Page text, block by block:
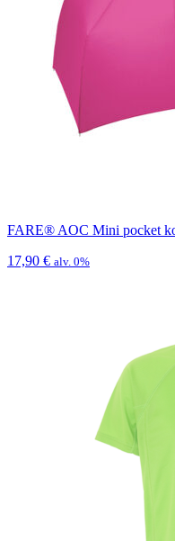
FARE® AOC Mini pocket
17,90 € alv. 0%